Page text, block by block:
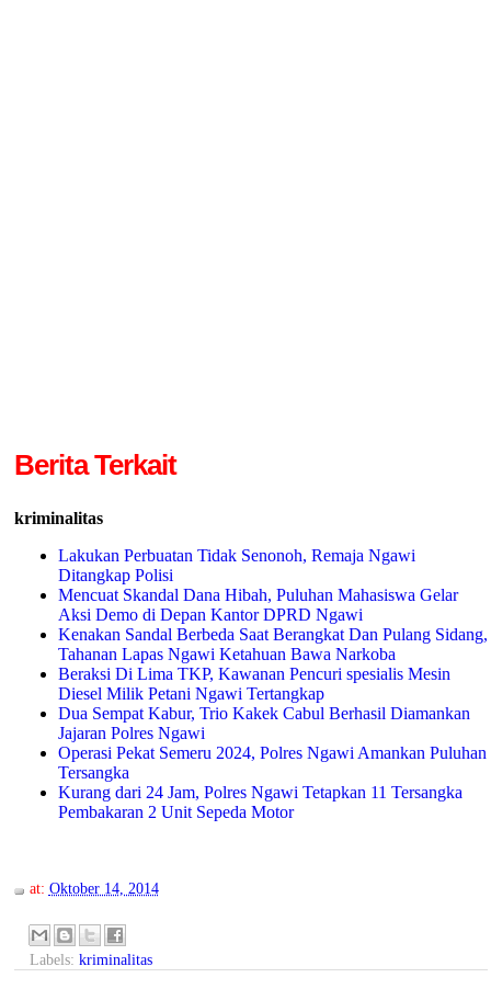
Berita Terkait
kriminalitas
Lakukan Perbuatan Tidak Senonoh, Remaja Ngawi
Ditangkap Polisi
Mencuat Skandal Dana Hibah, Puluhan Mahasiswa Gelar
Aksi Demo di Depan Kantor DPRD Ngawi
Kenakan Sandal Berbeda Saat Berangkat Dan Pulang Sidang,
Tahanan Lapas Ngawi Ketahuan Bawa Narkoba
Beraksi Di Lima TKP, Kawanan Pencuri spesialis Mesin
Diesel Milik Petani Ngawi Tertangkap
Dua Sempat Kabur, Trio Kakek Cabul Berhasil Diamankan
Jajaran Polres Ngawi
Operasi Pekat Semeru 2024, Polres Ngawi Amankan Puluhan
Tersangka
Kurang dari 24 Jam, Polres Ngawi Tetapkan 11 Tersangka
Pembakaran 2 Unit Sepeda Motor
at: Oktober 14, 2014
Labels: kriminalitas